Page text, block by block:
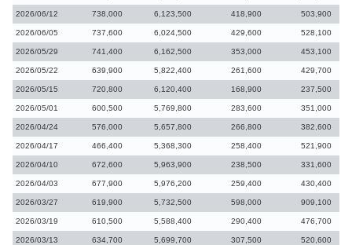
2026/06/12 738,000 6,123,500 418,900 503,900
2026/06/05 737,600 6,024,500 429,600 528,100
2026/05/29 741,400 6,162,500 353,000 453,100
2026/05/22 639,900 5,822,400 261,600 429,700
2026/05/15 720,800 6,120,400 168,900 237,500
2026/05/01 600,500 5,769,800 283,600 351,000
2026/04/24 576,000 5,657,800 266,800 382,600
2026/04/17 466,400 5,368,300 258,400 521,900
2026/04/10 672,600 5,963,900 238,500 331,600
2026/04/03 677,900 5,976,200 259,400 430,400
2026/03/27 619,900 5,732,500 598,000 909,100
2026/03/19 610,500 5,588,400 290,400 476,700
2026/03/13 634,700 5,699,700 307,500 520,600